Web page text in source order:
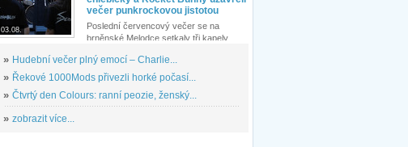
03.08.
večer punkrockovou jistotou
Poslední červencový večer se na
brněnské Melodce setkaly tři kapely...
» Hudební večer plný emocí – Charlie...
» Řekové 1000Mods přivezli horké počasí...
» Čtvrtý den Colours: ranní peozie, ženský...
» zobrazit více...